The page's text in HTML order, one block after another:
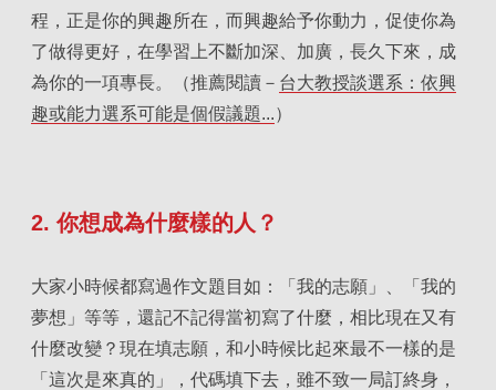
程，正是你的興趣所在，而興趣給予你動力，促使你為
了做得更好，在學習上不斷加深、加廣，長久下來，成
為你的一項專長。（推薦閱讀－ 台大教授談選系：依興
趣或能力選系可能是個假議題...）
2. 你想成為什麼樣的人？
大家小時候都寫過作文題目如：「我的志願」、「我的
夢想」等等，還記不記得當初寫了什麼，相比現在又有
什麼改變？現在填志願，和小時候比起來最不一樣的是
「這次是來真的」，代碼填下去，雖不致一局訂終身，